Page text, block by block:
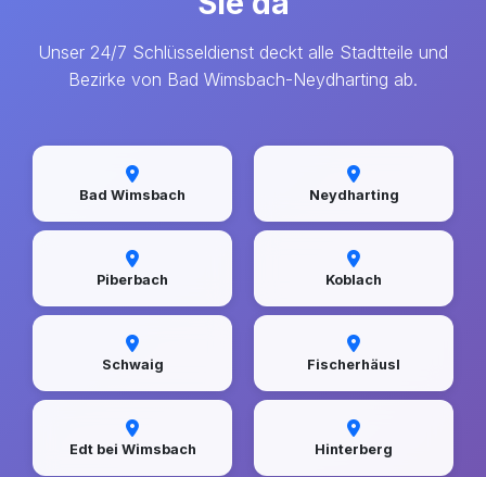
Unser 24/7 Schlüsseldienst deckt alle Stadtteile und
Bezirke von Bad Wimsbach-Neydharting ab.
Bad Wimsbach Neydharting
Piberbach Koblach
Schwaig Fischerhäusl
Edt bei Wimsbach Hinterberg